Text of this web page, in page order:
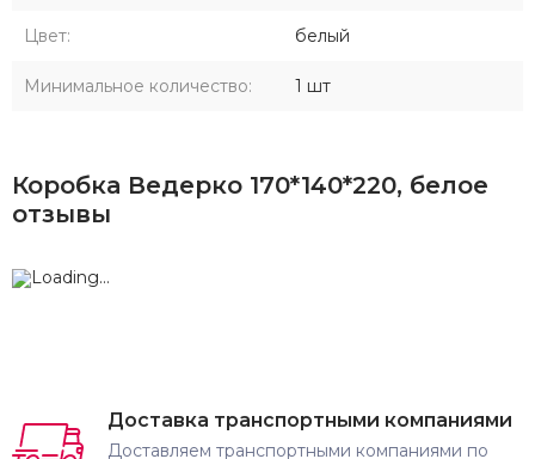
Цвет: белый
Минимальное количество: 1 шт
Коробка Ведерко 170*140*220, белое
отзывы
Доставка транспортными компаниями
Доставляем транспортными компаниями по